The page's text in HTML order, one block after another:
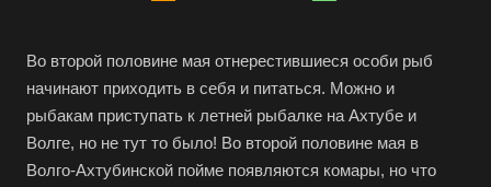
Во второй половине мая отнерестившиеся особи рыб
начинают приходить в себя и питаться. Можно и
рыбакам приступать к летней рыбалке на Ахтубе и
Волге, но не тут то было! Во второй половине мая в
Волго-Ахтубинской пойме появляются комары, но что